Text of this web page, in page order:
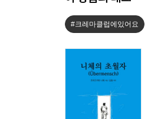
#크레마클럽에있어요